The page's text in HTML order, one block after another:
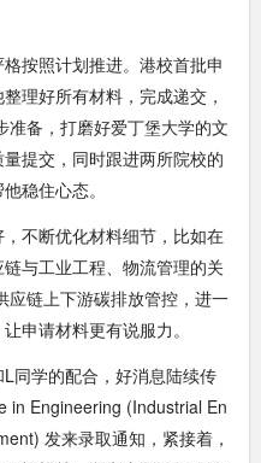
按照计划推进。港校首批申
理好所有材料，完成递交，
备，打磨好爱丁堡大学的文
提交，同时跟进两所院校的
稳住心态。
不断优化材料细节，比如在
与工业工程、物流管理的关
应链上下游碳排放管控，进一
申请材料更有说服力。
同学的配合，好消息陆续传
in Engineering (Industrial En
发来录取通知，紧接着，